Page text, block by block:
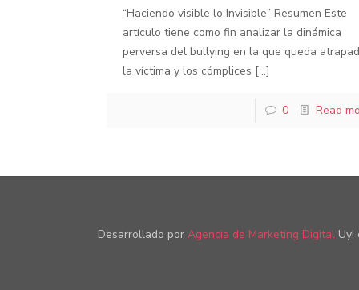
“Haciendo visible lo Invisible” Resumen Este
artículo tiene como fin analizar la dinámica
perversa del bullying en la que queda
la víctima y los cómplices […]
0 Read
Desarrollado por Agencia de Marketing Digital Uy!